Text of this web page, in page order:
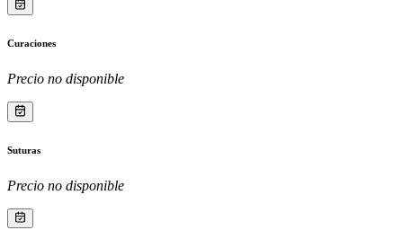
Curaciones
Precio no disponible
Suturas
Precio no disponible